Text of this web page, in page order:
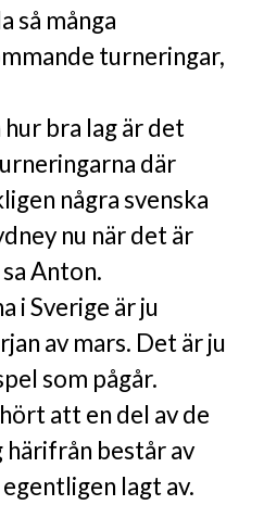
så många
turneringar,
bra lag är det
där
några svenska
nu när det är
Anton.
i Sverige är ju
av mars. Det är ju
som pågår.
att en del av de
härifrån består av
lagt av.